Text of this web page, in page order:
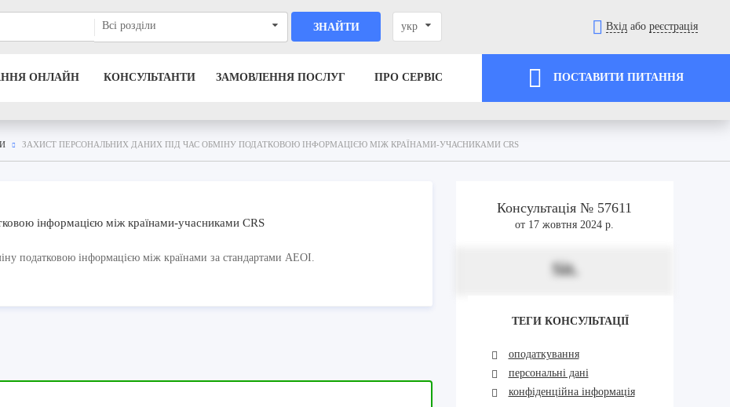
Всі розділи ЗНАЙТИ укр Вхід або реєстрація
ОНЛАЙН КОНСУЛЬТАНТИ ЗАМОВЛЕННЯ ПОСЛУГ ПРО СЕРВІС ПОСТАВИТИ ПИТАННЯ
ЗАХИСТ ПЕРСОНАЛЬНИХ ДАНИХ ПІД ЧАС ОБМІНУ ПОДАТКОВОЮ ІНФОРМАЦІЄЮ МІЖ КРАЇНАМИ-УЧАСНИКАМИ CRS
інформацією між країнами-учасниками CRS
податковою інформацією між країнами за стандартами AEOI.
Консультація № 57611
от 17 жовтня 2024 р.
Sit.
ТЕГИ КОНСУЛЬТАЦІЇ
оподаткування
персональні дані
конфіденційна інформація